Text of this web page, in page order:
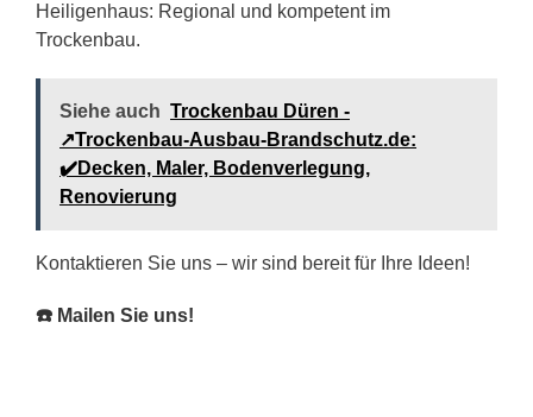
Heiligenhaus: Regional und kompetent im
Trockenbau.
Siehe auch Trockenbau Düren -
↗️Trockenbau-Ausbau-Brandschutz.de:
✔️Decken, Maler, Bodenverlegung,
Renovierung
Kontaktieren Sie uns – wir sind bereit für Ihre Ideen!
☎️ Mailen Sie uns!